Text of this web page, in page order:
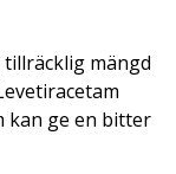
mängd
kan ge en bitter